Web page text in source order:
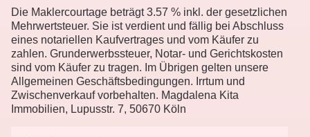
Die Maklercourtage beträgt 3.57 % inkl. der gesetzlichen
Mehrwertsteuer. Sie ist verdient und fällig bei Abschluss
eines notariellen Kaufvertrages und vom Käufer zu
zahlen. Grunderwerbssteuer, Notar- und Gerichtskosten
sind vom Käufer zu tragen. Im Übrigen gelten unsere
Allgemeinen Geschäftsbedingungen. Irrtum und
Zwischenverkauf vorbehalten. Magdalena Kita
Immobilien, Lupusstr. 7, 50670 Köln